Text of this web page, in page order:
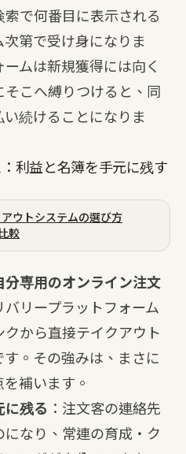
で何番目に表示される
第で受け身になりま
ムは新規獲得には向く
こへ縛りつけると、同
続けることになりま
利益と名簿を手元に残す
ウトシステムの選び方
較
分専用のオンライン注文
リープラットフォーム
から直接テイクアウト
。その強みは、まさに
補います。
に残る ：注文客の連絡先
なり、常連の育成・ク